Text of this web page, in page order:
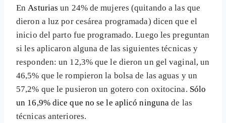
EnAsturias un 24% de mujeres (quitando a las que
dieron a luz por cesárea programada) dicen que el
inicio del parto fue programado. Luego les preguntan
si les aplicaron alguna de las siguientes técnicas y
responden: un 12,3% que le dieron un gel vaginal, un
46,5% que le rompieron la bolsa de las aguas y un
57,2% que le pusieron un gotero con oxitocina. Sólo
un 16,9% dice que no se le aplicó ninguna de las
técnicas anteriores.